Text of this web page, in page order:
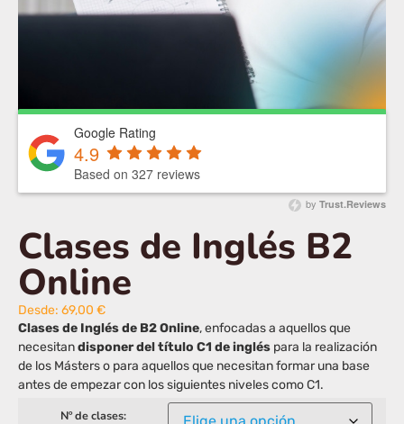
Google Rating
4.9
Based on 327 reviews
by Trust.Reviews
Clases de Inglés B2
Online
Desde: 69,00 €
Clases de Inglés de B2 Online, enfocadas a aquellos que
necesitandisponer del título C1 de inglés para la realización
de los Másters o para aquellos que necesitan formar una base
antes de empezar con los siguientes niveles como C1.
Nº de clases: